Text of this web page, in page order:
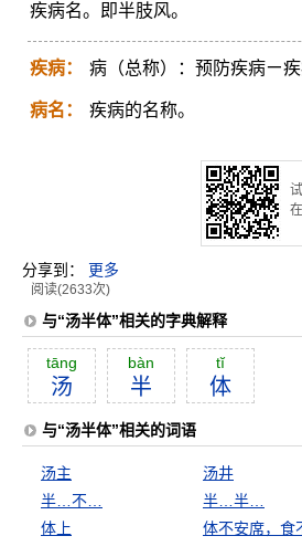
疾病名。即半肢风。
疾病： 病（总称）：预防疾病ㄧ疾
病名： 疾病的名称。
分享到： 更多
阅读(2633次)
与“汤半体”相关的字典解释
tāng
汤
bàn
半
tĭ
体
与“汤半体”相关的词语
汤主 汤井
半…不…
半…半…
体上
体不安席，食